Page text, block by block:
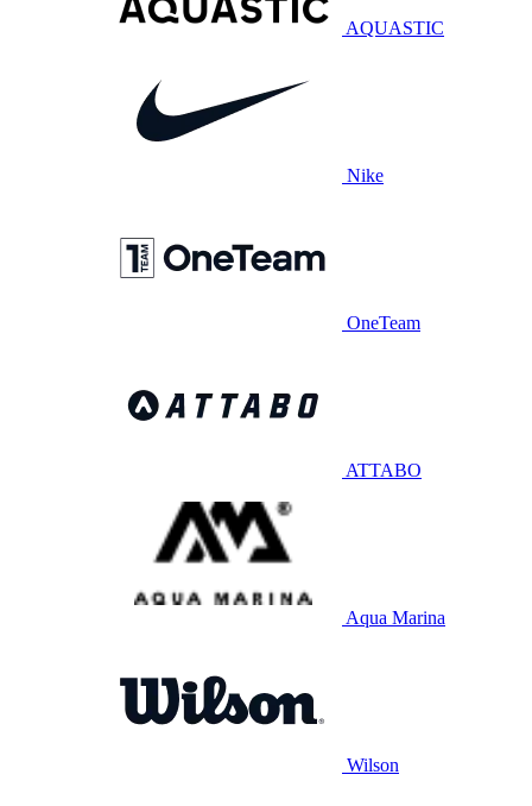
AQUASTIC
Nike
OneTeam
ATTABO
Aqua Marina
Wilson